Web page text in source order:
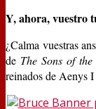
Y, ahora, vuestro
¿Calma vuestras
de The Sons of
reinados de Aenys